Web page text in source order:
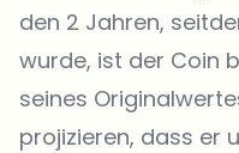
den 2 Jahren,
wurde, ist der Coin
seines
projizieren, dass er